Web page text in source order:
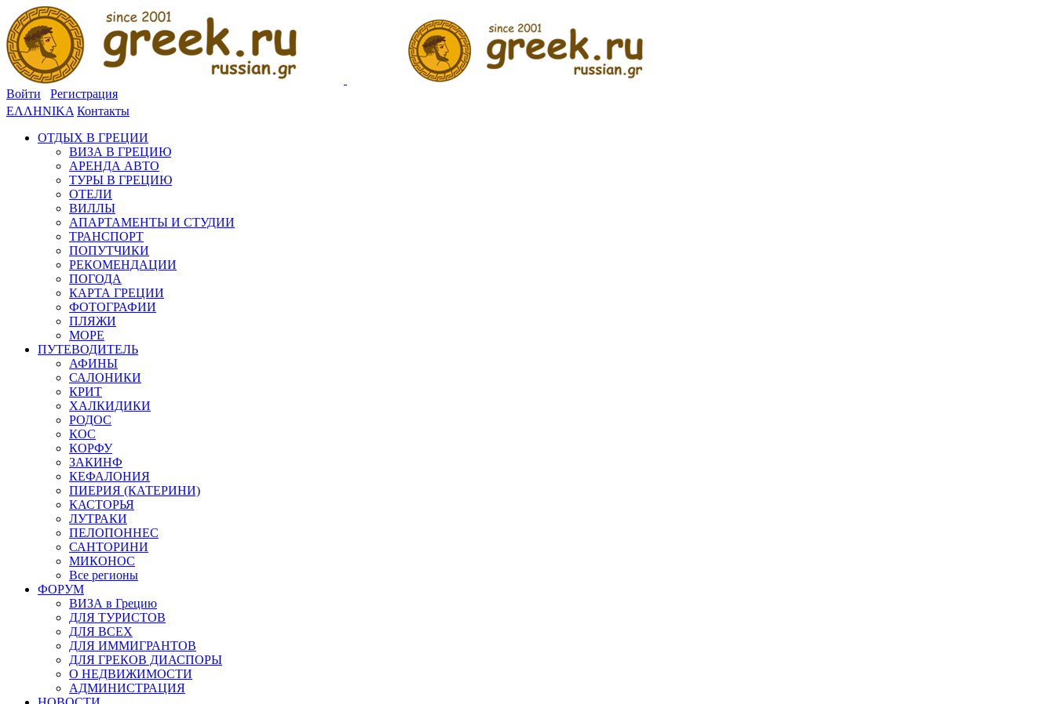
Войти
Регистрация
ΕΛΛΗΝΙΚΑ Контакты
ОТДЫХ В ГРЕЦИИ
ВИЗА В ГРЕЦИЮ
АРЕНДА АВТО
ТУРЫ В ГРЕЦИЮ
ОТЕЛИ
ВИЛЛЫ
АПАРТАМЕНТЫ И СТУДИИ
ТРАНСПОРТ
ПОПУТЧИКИ
РЕКОМЕНДАЦИИ
ПОГОДА
КАРТА ГРЕЦИИ
ФОТОГРАФИИ
ПЛЯЖИ
МОРЕ
ПУТЕВОДИТЕЛЬ
АФИНЫ
САЛОНИКИ
КРИТ
ХАЛКИДИКИ
РОДОС
КОС
КОРФУ
ЗАКИНФ
КЕФАЛОНИЯ
ПИЕРИЯ (КАТЕРИНИ)
КАСТОРЬЯ
ЛУТРАКИ
ПЕЛОПОННЕС
САНТОРИНИ
МИКОНОС
Все регионы
ФОРУМ
ВИЗА в Грецию
ДЛЯ ТУРИСТОВ
ДЛЯ ВСЕХ
ДЛЯ ИММИГРАНТОВ
ДЛЯ ГРЕКОВ ДИАСПОРЫ
О НЕДВИЖИМОСТИ
АДМИНИСТРАЦИЯ